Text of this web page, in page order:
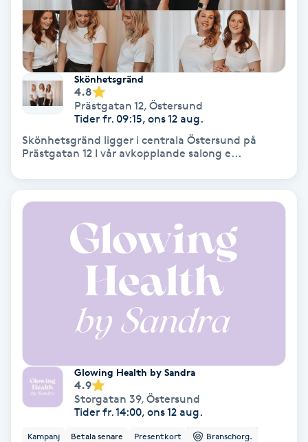
Diamantslipning
Enzympeeling
Extensions
Extensions borttagning
Face framing
Faceliftmassage
Fibromassage
Skönhetsgränd
4.8
Prästgatan 12, Östersund
Tider fr. 09:15, ons 12 aug.
Skönhetsgränd ligger i centrala Östersund på
Prästgatan 12 I vår avkopplande salong e...
Glowing Health by Sandra
4.9
Storgatan 39, Östersund
Tider fr. 14:00, ons 12 aug.
Kampanj Betala senare Presentkort Branschorg.